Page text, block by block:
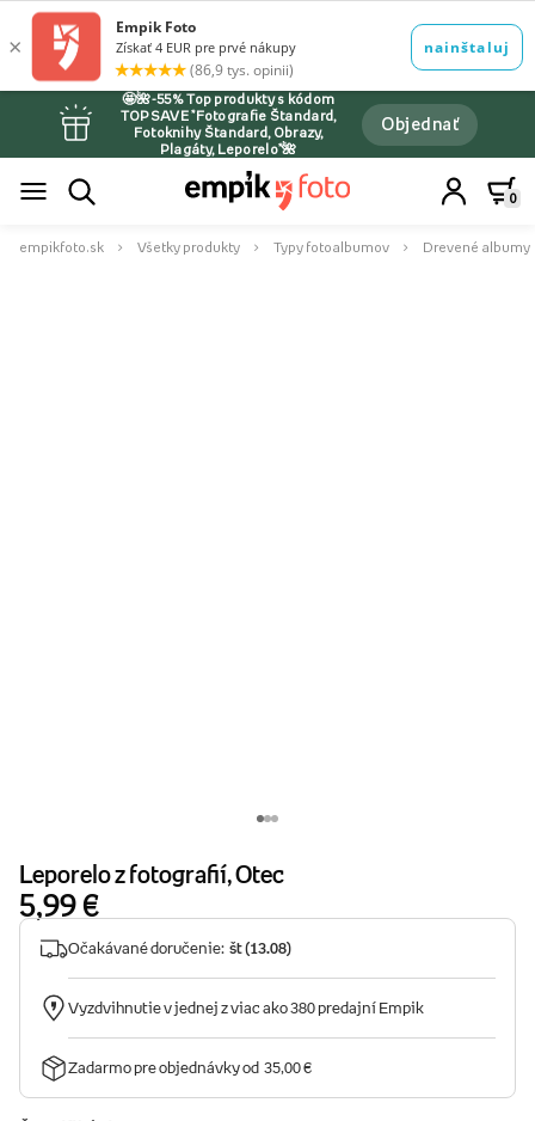
🤩🌺-55% Top produkty s kódom
TOPSAVE *Fotografie Štandard,
Fotoknihy Štandard, Obrazy,
Plagáty, Leporelo*🌺
Objednať
0
empikfoto.sk Všetky produkty Typy fotoalbumov Drevené albumy